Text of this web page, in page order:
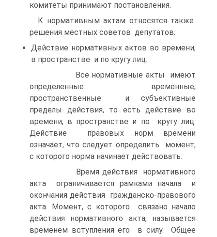
комитеты принимают постановления.
К нормативным актам относятся также
решения местных советов депутатов.
Действие нормативных актов во времени,
в пространстве и по кругу лиц.
Все нормативные акты имеют
определенные временные,
пространственные и субъективные
пределы действия, то есть действие во
времени, в пространстве и по кругу лиц.
Действие правовых норм времени
означает, что следует определить момент,
с которого норма начинает действовать.
Время действия нормативного
акта ограничивается рамками начала и
окончания действия гражданско-правового
акта. Момент, с которого связано начало
действия нормативного акта, называется
временем вступления его в силу. Общее